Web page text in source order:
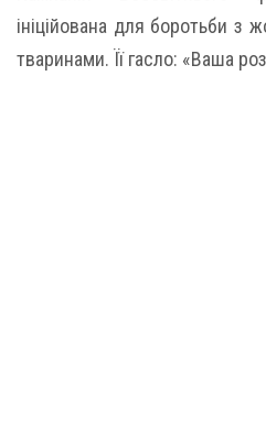
ініційована для боротьби
тваринами. Її гасло: «Ваша